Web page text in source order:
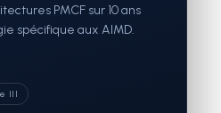
PMCF sur 10 ans
spécifique aux AIMD.
III